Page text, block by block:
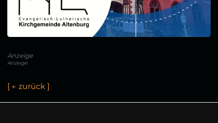
Anzeige
Anzeige
[ ← zurück ]